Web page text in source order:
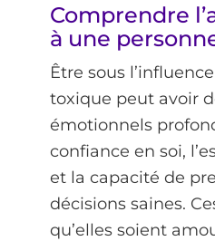
Comprendre
à une
Être sous
toxique peut avoir
émotionnels
confiance en soi,
et la capacité de
décisions saines.
qu’elles soient